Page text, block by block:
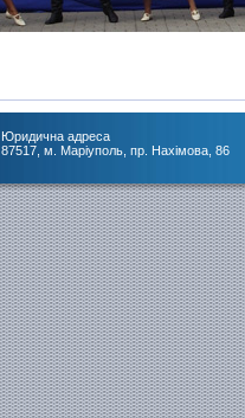
Юридична адреса
87517, м. Маріуполь, пр. Нахімова, 86